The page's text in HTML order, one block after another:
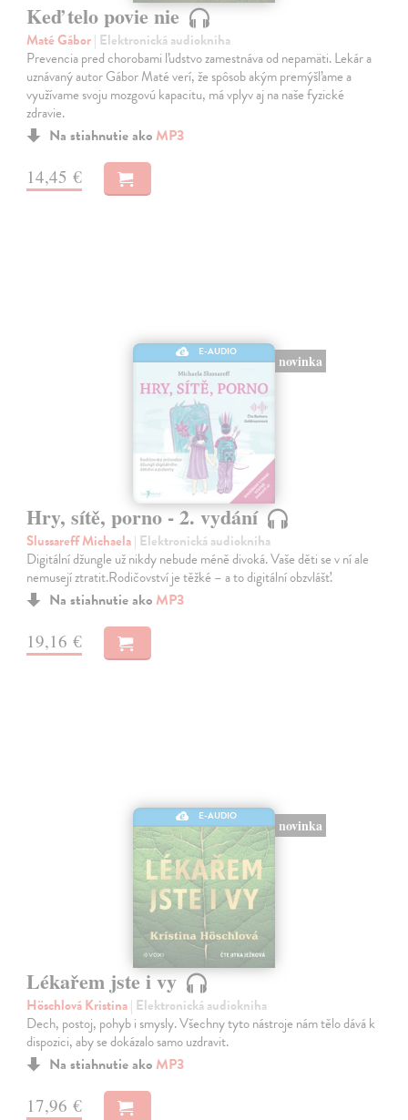
Keď telo povie nie
Maté Gábor| Elektronická audiokniha
Prevencia pred chorobami ľudstvo zamestnáva od nepamäti. Lekár a
uznávaný autor Gábor Maté verí, že spôsob akým premýšľame a
využívame svoju mozgovú kapacitu, má vplyv aj na naše fyzické
zdravie.
Na stiahnutie ako MP3
14,45 €
E-AUDIO
novinka
Hry, sítě, porno - 2. vydání
Slussareff Michaela| Elektronická audiokniha
Digitální džungle už nikdy nebude méně divoká. Vaše děti se v ní ale
nemusejí ztratit.Rodičovství je těžké – a to digitální obzvlášť.
Na stiahnutie ako MP3
19,16 €
E-AUDIO
novinka
Lékařem jste i vy
Höschlová Kristina| Elektronická audiokniha
Dech, postoj, pohyb i smysly. Všechny tyto nástroje nám tělo dává k
dispozici, aby se dokázalo samo uzdravit.
Na stiahnutie ako MP3
17,96 €